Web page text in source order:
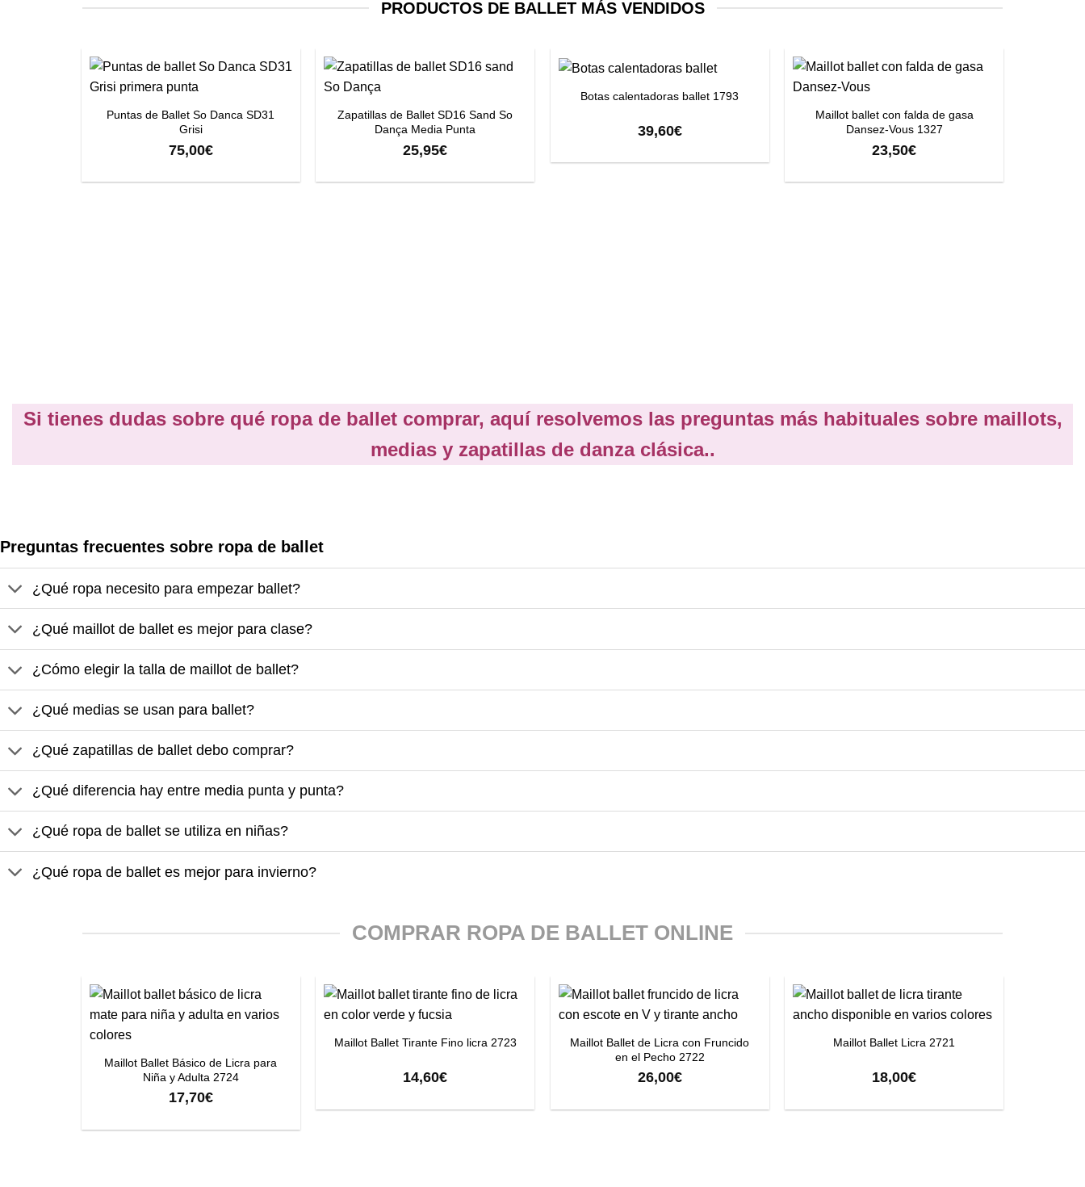
PRODUCTOS DE BALLET MÁS VENDIDOS
Puntas de Ballet So Danca SD31
Grisi
75,00€
+
Zapatillas de Ballet SD16 Sand So
Dança Media Punta
25,95€
+
Botas calentadoras ballet 1793
39,60€
Maillot ballet con falda de gasa
Dansez-Vous 1327
23,50€
Si tienes dudas sobre qué ropa de ballet comprar, aquí resolvemos las preguntas más habituales sobre maillots,
medias y zapatillas de danza clásica..
Preguntas frecuentes sobre ropa de ballet
¿Qué ropa necesito para empezar ballet?
¿Qué maillot de ballet es mejor para clase?
¿Cómo elegir la talla de maillot de ballet?
¿Qué medias se usan para ballet?
¿Qué zapatillas de ballet debo comprar?
¿Qué diferencia hay entre media punta y punta?
¿Qué ropa de ballet se utiliza en niñas?
¿Qué ropa de ballet es mejor para invierno?
COMPRAR ROPA DE BALLET ONLINE
Maillot Ballet Básico de Licra para
Niña y Adulta 2724
17,70€
Maillot Ballet Tirante Fino licra 2723
14,60€
Maillot Ballet de Licra con Fruncido
en el Pecho 2722
26,00€
+
Maillot Ballet Licra 2721
18,00€